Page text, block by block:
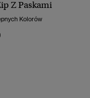
Z Paskami
Kolorów